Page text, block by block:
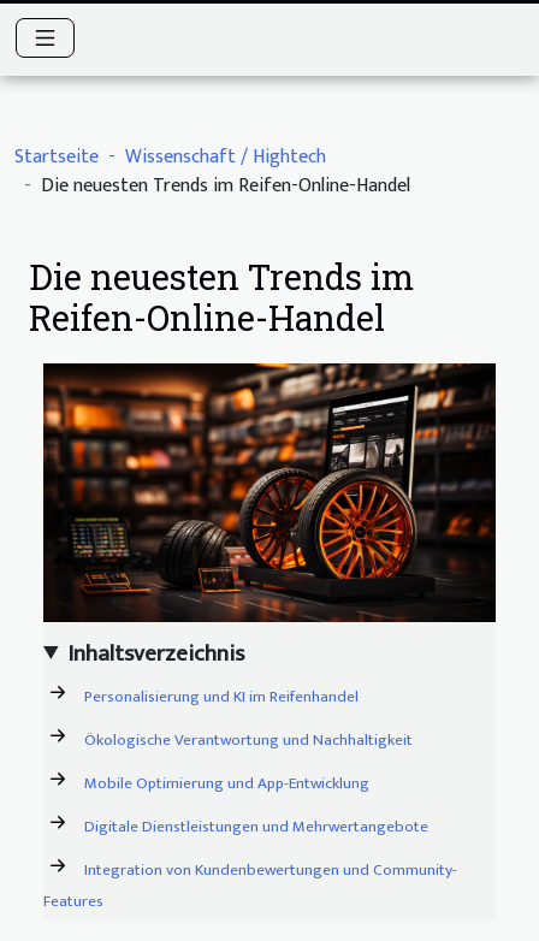
Startseite
Wissenschaft / Hightech
Die neuesten Trends im Reifen-Online-Handel
Die neuesten Trends im
Reifen-Online-Handel
Inhaltsverzeichnis
Personalisierung und KI im Reifenhandel
Ökologische Verantwortung und Nachhaltigkeit
Mobile Optimierung und App-Entwicklung
Digitale Dienstleistungen und Mehrwertangebote
Integration von Kundenbewertungen und Community-
Features